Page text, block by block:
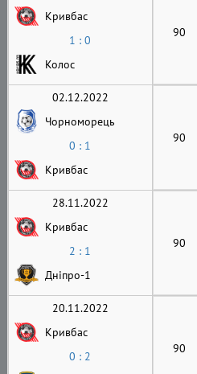
Кривбас
1 : 0
Колос
90
02.12.2022
Чорноморець
0 : 1
Кривбас
90
28.11.2022
Кривбас
2 : 1
Дніпро-1
90
20.11.2022
Кривбас
0 : 2
90